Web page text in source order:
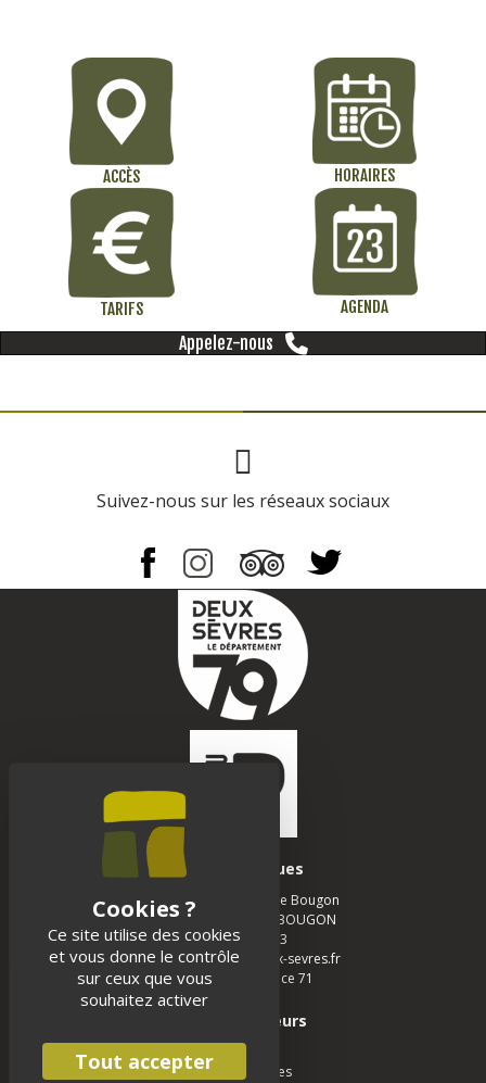
ACCÈS HORAIRES
TARIFS AGENDA
Appelez-nous
Page Facebook
Suivez-nous sur les réseaux sociaux
Infos pratiques
Musée des Tumulus de Bougon
La Chapelle - 79 800 BOUGON
05 49 05 12 13
musee-bougon@deux-sevres.fr
Realisation :
Agence 71
Espace visiteurs
Scolaires
Groupe adultes
Ce site utilise des cookies
et vous donne le contrôle
sur ceux que vous
souhaitez activer
Tout accepter